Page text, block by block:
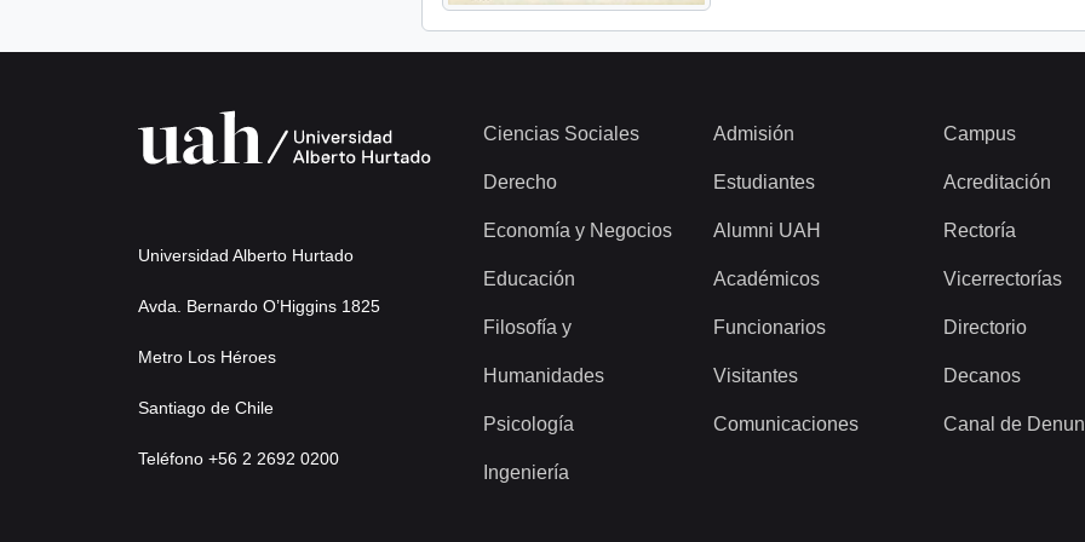
Universidad Alberto Hurtado
Avda. Bernardo O’Higgins 1825
Metro Los Héroes
Santiago de Chile
Teléfono +56 2 2692 0200
Ciencias Sociales
Derecho
Economía y Negocios
Educación
Filosofía y
Humanidades
Psicología
Ingeniería
Admisión
Estudiantes
Alumni UAH
Académicos
Funcionarios
Visitantes
Comunicaciones
Campus
Acreditación
Rectoría
Vicerrectorías
Directorio
Decanos
Canal de